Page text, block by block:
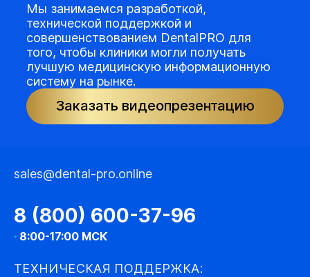
Мы занимаемся разработкой,
технической поддержкой и
совершенствованием DentalPRO для
того, чтобы клиники могли получать
лучшую медицинскую информационную
систему на рынке.
Заказать видеопрезентацию
sales@dental-pro.online
8 (800) 600-37-96
· 8:00-17:00 МСК
ТЕХНИЧЕСКАЯ ПОДДЕРЖКА: